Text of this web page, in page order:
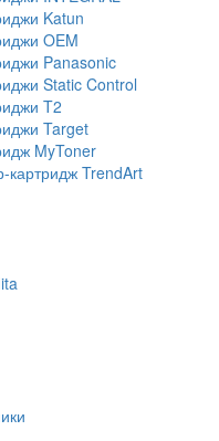
Katun
OEM
Panasonic
Static Control
T2
Target
MyToner
TrendArt